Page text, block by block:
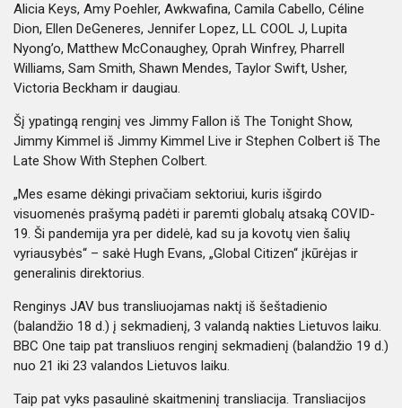
Alicia Keys, Amy Poehler, Awkwafina, Camila Cabello, Céline
Dion, Ellen DeGeneres, Jennifer Lopez, LL COOL J, Lupita
Nyong’o, Matthew McConaughey, Oprah Winfrey, Pharrell
Williams, Sam Smith, Shawn Mendes, Taylor Swift, Usher,
Victoria Beckham ir daugiau.
Šį ypatingą renginį ves Jimmy Fallon iš The Tonight Show,
Jimmy Kimmel iš Jimmy Kimmel Live ir Stephen Colbert iš The
Late Show With Stephen Colbert.
„Mes esame dėkingi privačiam sektoriui, kuris išgirdo
visuomenės prašymą padėti ir paremti globalų atsaką COVID-
19. Ši pandemija yra per didelė, kad su ja kovotų vien šalių
vyriausybės“ – sakė Hugh Evans, „Global Citizen“ įkūrėjas ir
generalinis direktorius.
Renginys JAV bus transliuojamas naktį iš šeštadienio
(balandžio 18 d.) į sekmadienį, 3 valandą nakties Lietuvos laiku.
BBC One taip pat transliuos renginį sekmadienį (balandžio 19 d.)
nuo 21 iki 23 valandos Lietuvos laiku.
Taip pat vyks pasaulinė skaitmeninį transliacija. Transliacijos